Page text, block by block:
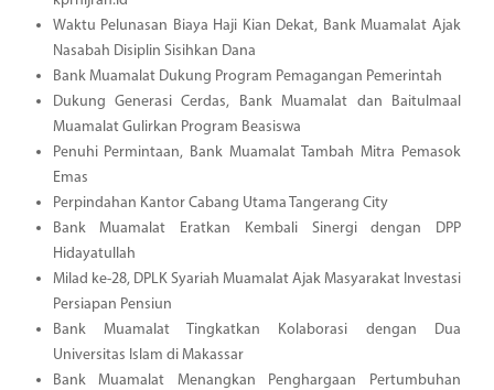
Waktu Pelunasan Biaya Haji Kian Dekat, Bank Muamalat Ajak
Nasabah Disiplin Sisihkan Dana
Bank Muamalat Dukung Program Pemagangan Pemerintah
Dukung Generasi Cerdas, Bank Muamalat dan Baitulmaal
Muamalat Gulirkan Program Beasiswa
Penuhi Permintaan, Bank Muamalat Tambah Mitra Pemasok
Emas
Perpindahan Kantor Cabang Utama Tangerang City
Bank Muamalat Eratkan Kembali Sinergi dengan DPP
Hidayatullah
Milad ke-28, DPLK Syariah Muamalat Ajak Masyarakat Investasi
Persiapan Pensiun
Bank Muamalat Tingkatkan Kolaborasi dengan Dua
Universitas Islam di Makassar
Bank Muamalat Menangkan Penghargaan Pertumbuhan